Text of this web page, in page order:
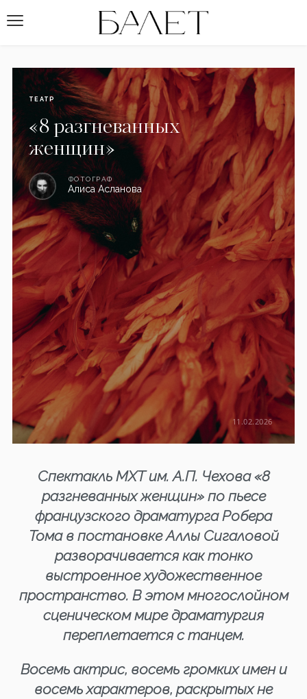
ТЕАТР
«8 разгневанных
женщин»
ФОТОГРАФ
Алиса Асланова
11.02.2026
Спектакль МХТ им. А.П. Чехова «8
разгневанных женщин» по пьесе
французского драматурга Робера
Тома в постановке Аллы Сигаловой
разворачивается как тонко
выстроенное художественное
пространство. В этом многослойном
сценическом мире драматургия
переплетается с танцем.
Восемь актрис, восемь громких имен и
восемь характеров, раскрытых не